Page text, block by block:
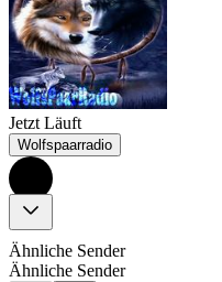
Jetzt Läuft
Wolfspaarradio
Ähnliche Sender
Ähnliche Sender